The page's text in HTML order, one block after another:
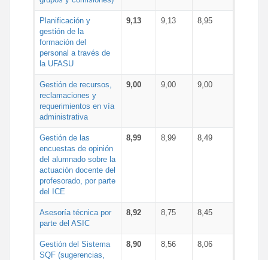
Planificación y
gestión de la
formación del
personal a través de
la UFASU
9,13 9,13 8,95
Gestión de recursos,
reclamaciones y
requerimientos en vía
administrativa
9,00 9,00 9,00
Gestión de las
encuestas de opinión
del alumnado sobre la
actuación docente del
profesorado, por parte
del ICE
8,99 8,99 8,49
Asesoría técnica por
parte del ASIC
8,92 8,75 8,45
Gestión del Sistema
SQF (sugerencias,
8,90 8,56 8,06